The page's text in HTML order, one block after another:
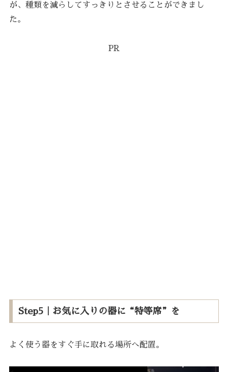
が、種類を減らしてすっきりとさせることができまし
た。
PR
Step5｜お気に入りの器に“特等席”を
よく使う器をすぐ手に取れる場所へ配置。